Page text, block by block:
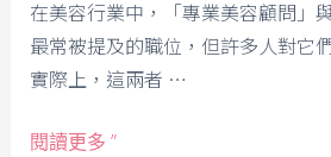
在美容行業中，「專業美容顧問」
最常被提及的職位，但許多人對它
實際上，這兩者 …
閱讀更多 ”